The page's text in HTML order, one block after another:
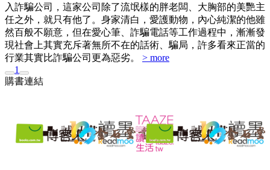
入詐騙公司，這家公司除了流氓樣的胖老闆、大胸部的美艷主
任之外，就只有他了。身家清白，愛護動物，內心純潔的他雖
然百般不願意，但在愛心筆、詐騙電話等工作過程中，漸漸發
現社會上其實充斥著無所不在的話術、騙局，許多看來正當的
行業其實比詐騙公司更為惡劣。 > more
1
購書連結